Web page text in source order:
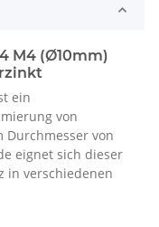
M4 (Ø10mm)
ein
von
Durchmesser von
eignet sich dieser
in verschiedenen